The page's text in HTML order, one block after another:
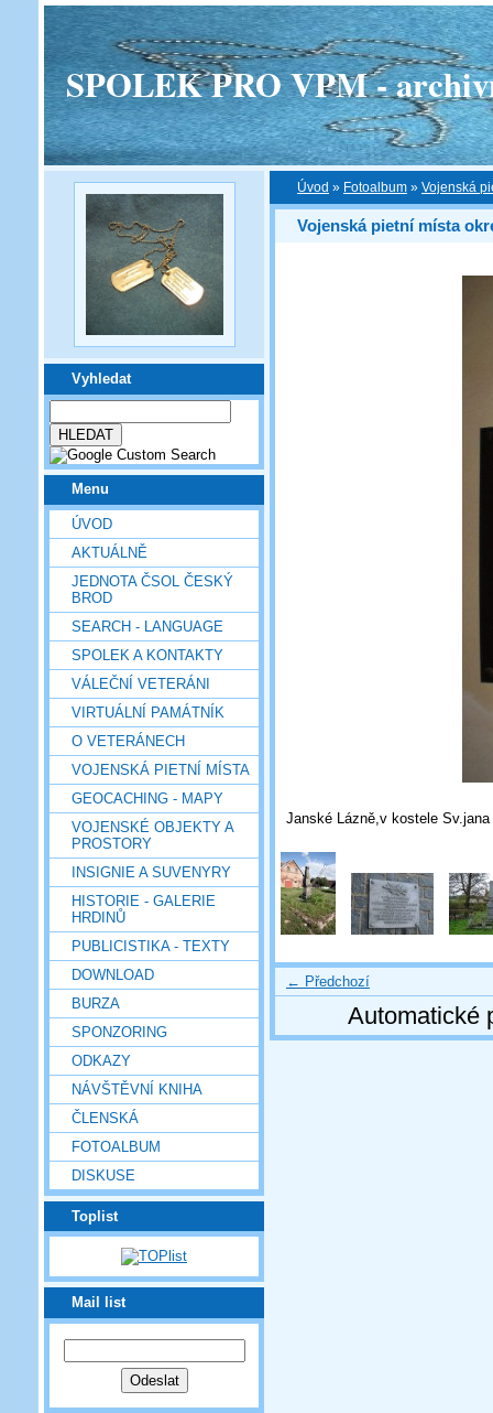
SPOLEK PRO VPM -
Vyhledat
Menu
ÚVOD
AKTUÁLNĚ
JEDNOTA ČSOL ČESKÝ
BROD
SEARCH - LANGUAGE
SPOLEK A KONTAKTY
VÁLEČNÍ VETERÁNI
VIRTUÁLNÍ PAMÁTNÍK
O VETERÁNECH
VOJENSKÁ PIETNÍ MÍSTA
GEOCACHING - MAPY
VOJENSKÉ OBJEKTY A
PROSTORY
INSIGNIE A SUVENYRY
HISTORIE - GALERIE
HRDINŮ
PUBLICISTIKA - TEXTY
DOWNLOAD
BURZA
SPONZORING
ODKAZY
NÁVŠTĚVNÍ KNIHA
ČLENSKÁ
FOTOALBUM
DISKUSE
Toplist
Mail list
Úvod » Fotoalbum » Vojenská
Vojenská pietní místa
Janské Lázně,v kostele
← Předchozí
Automatické